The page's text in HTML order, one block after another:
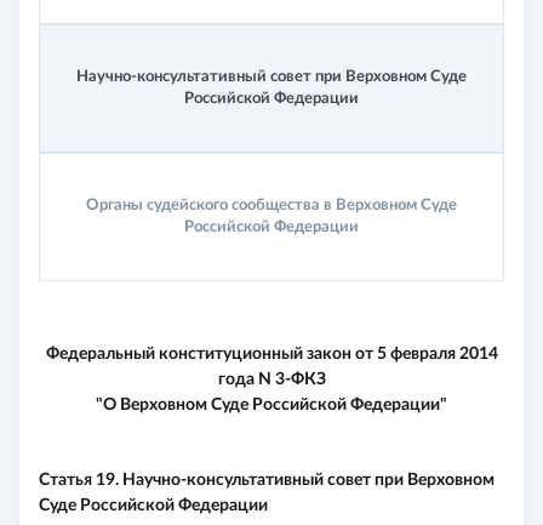
Научно-кон­суль­та­тив­ный совет при Верховном Суде
Российской Федерации
Органы судейского сообщества в Верховном Суде
Российской Федерации
Федеральный конституционный закон от 5 февраля 2014
года N 3-ФКЗ
"О Верховном Суде Российской Федерации"
Статья 19. Научно-консультативный совет при Верховном
Суде Российской Федерации